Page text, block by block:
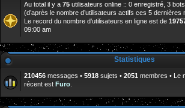
Au total il y a 75 utilisateurs online :: 0 enregistré, 3
(d’après le nombre d’utilisateurs actifs ces 5 dernières
Le record du nombre d’utilisateurs en ligne est de
09:00 am
Statistiques
210456 messages • 5918 sujets • 2051 membres • Le
récent est Furo